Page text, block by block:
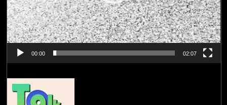
00:00 02:07